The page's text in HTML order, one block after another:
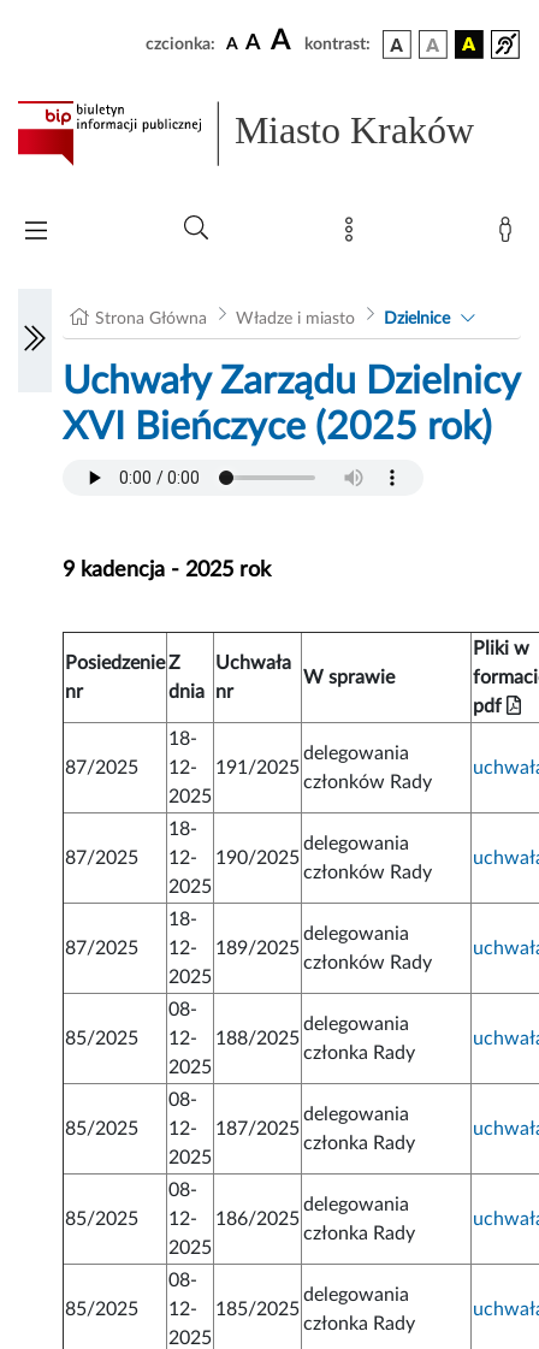
czcionka: A A A kontrast:
Miasto Kraków
Strona Główna Władze i miasto Dzielnice
Uchwały Zarządu Dzielnicy
XVI Bieńczyce (2025 rok)
9 kadencja - 2025 rok
Posiedzenie
nr
Z
dnia
Uchwała
nr
W sprawie
Pliki w
pdf
87/2025
18-
12-
2025
191/2025
delegowania
członków Rady
87/2025
18-
12-
2025
190/2025
delegowania
członków Rady
87/2025
18-
12-
2025
189/2025
delegowania
członków Rady
85/2025
08-
12-
2025
188/2025
delegowania
członka Rady
85/2025
08-
12-
2025
187/2025
delegowania
członka Rady
85/2025
08-
12-
2025
186/2025
delegowania
członka Rady
85/2025
08-
12-
2025
185/2025
delegowania
członka Rady